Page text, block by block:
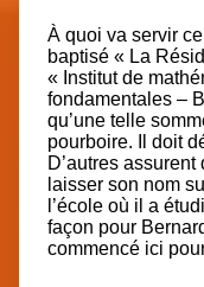
À quoi va servir
baptisé « La
« Institut de
fondamentales –
qu’une telle
pourboire. Il doit
D’autres
laisser son nom
l’école où il a
façon pour
commencé ici